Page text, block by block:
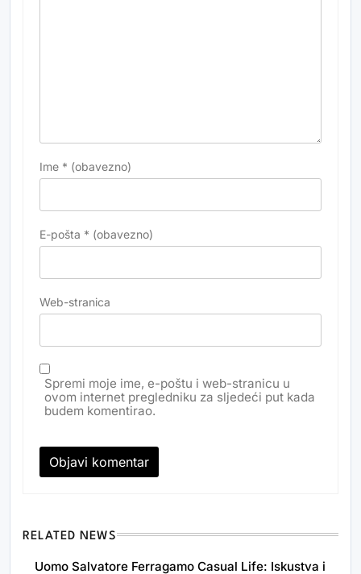
Ime * (obavezno)
E-pošta * (obavezno)
Web-stranica
Spremi moje ime, e-poštu i web-stranicu u
ovom internet pregledniku za sljedeći put kada
budem komentirao.
RELATED NEWS
Uomo Salvatore Ferragamo Casual Life: Iskustva i